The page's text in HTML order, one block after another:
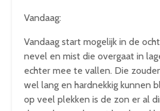
Vandaag:
Vandaag start mogelijk in de
nevel en mist die overgaat in
echter mee te vallen. Die
wel lang en hardnekkig kunnen
op veel plekken is de zon er al